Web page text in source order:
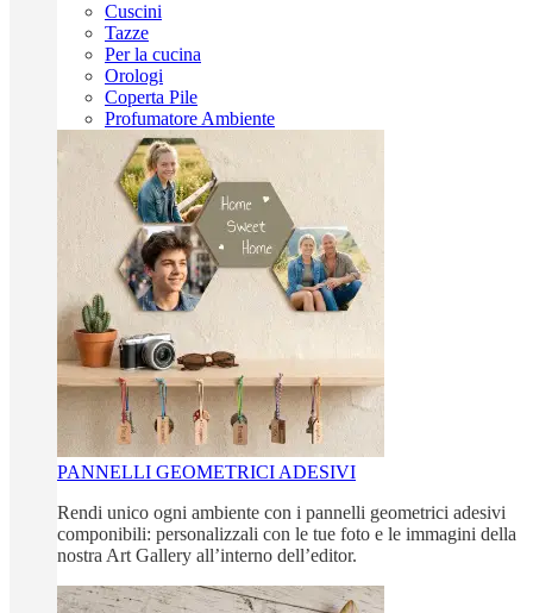
Cuscini
Tazze
Per la cucina
Orologi
Coperta Pile
Profumatore Ambiente
PANNELLI GEOMETRICI ADESIVI
Rendi unico ogni ambiente con i pannelli geometrici adesivi
componibili: personalizzali con le tue foto e le immagini della
nostra Art Gallery all’interno dell’editor.